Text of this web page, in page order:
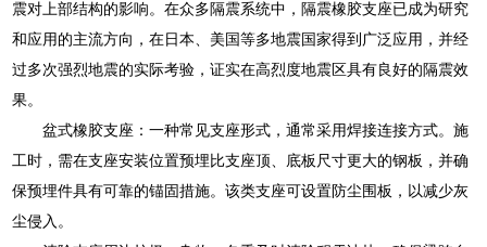
震对上部结构的影响。在众多隔震系统中，隔震橡胶支座已成为研究
和应用的主流方向，在日本、美国等多地震国家得到广泛应用，并经
过多次强烈地震的实际考验，证实在高烈度地震区具有良好的隔震效
果。
盆式橡胶支座：一种常见支座形式，通常采用焊接连接方式。施
工时，需在支座安装位置预埋比支座顶、底板尺寸更大的钢板，并确
保预埋件具有可靠的锚固措施。该类支座可设置防尘围板，以减少灰
尘侵入。